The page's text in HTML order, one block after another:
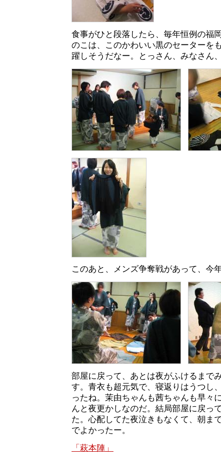
食事がひと段落したら、毎年恒例の福
のこは、このかわいい黒のセーターを
躍しそうだなー。とっさん、みなさん
このあと、メンズ争奪戦があって、今
部屋に戻って、あとは夜がふけるまで
す。青衣も超元気で、寝返りはうつし
ったね。茉由ちゃんも茜ちゃんも早々
んと夜更かしなのだ。結局部屋に戻っ
た。心配してた夜泣きもなくて、朝ま
でよかったー。
「萩本陣」